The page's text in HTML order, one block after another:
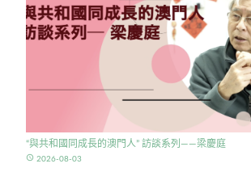
“與共和國同成長的澳門人” 訪談系列——梁慶庭
access_time 2026-08-03